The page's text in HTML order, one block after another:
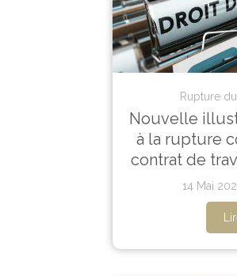
Rupture
Nouvelle
à la rupture
contrat de
14 Mai